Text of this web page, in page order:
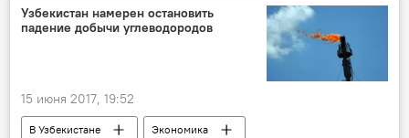
актер
Узбекистан намерен остановить
падение добычи углеводородов
15 июня 2017, 19:52
В Узбекистане
Экономика